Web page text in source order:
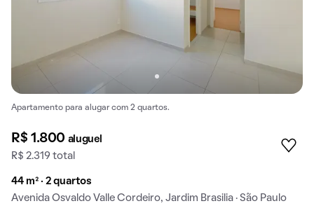
Apartamento para alugar com 2 quartos.
R$ 1.800 aluguel
R$ 2.319 total
44 m² · 2 quartos
Avenida Osvaldo Valle Cordeiro, Jardim Brasilia · São Paulo